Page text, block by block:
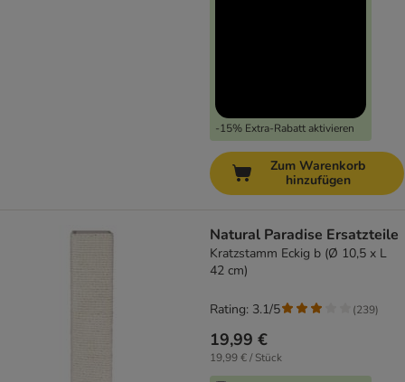
-15% Extra-Rabatt aktivieren
Zum Warenkorb
hinzufügen
Natural Paradise Ersatzteile
Kratzstamm Eckig b (Ø 10,5 x L
42 cm)
19,99 €
19,99 € / Stück
Rating: 3.1/5 (239)